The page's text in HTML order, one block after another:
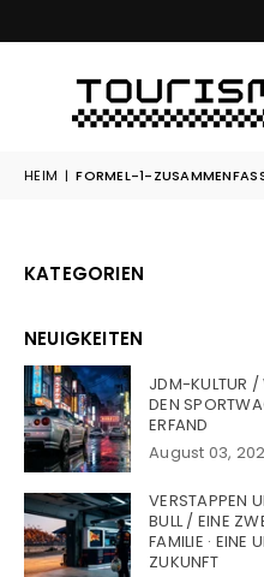
HEIM | FORMEL-1-
KATEGORIEN
NEUIGKEITEN
JDM-KULTUR /
DEN
ERFAND
August 03,
VERSTAPPEN
BULL / EINE
FAMILIE · EINE
ZUKUNFT